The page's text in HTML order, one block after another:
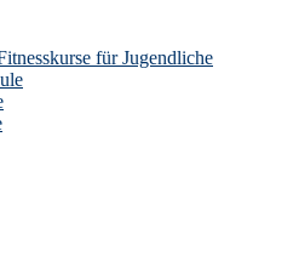
für Jugendliche